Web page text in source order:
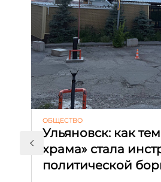
ОБЩЕСТВО
Ульяновск: как
храма» стала
политической